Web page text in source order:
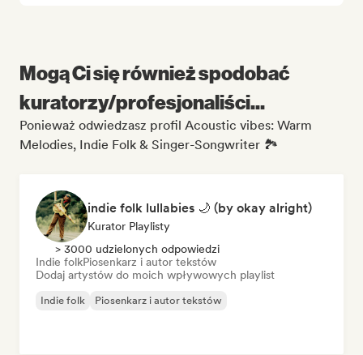
Mogą Ci się również spodobać
kuratorzy/profesjonaliści...
Ponieważ odwiedzasz profil Acoustic vibes: Warm
Melodies, Indie Folk & Singer-Songwriter 🏞️
indie folk lullabies 🌙 (by okay alright)
Kurator Playlisty
> 3000 udzielonych odpowiedzi
Indie folkPiosenkarz i autor tekstów
Dodaj artystów do moich wpływowych playlist
Indie folk Piosenkarz i autor tekstów